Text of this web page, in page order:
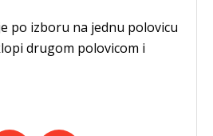
po izboru na jednu polovicu
drugom polovicom i